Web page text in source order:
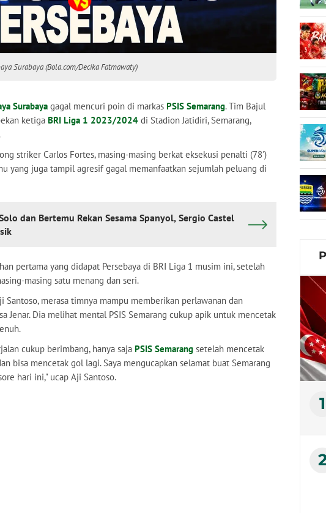
Surabaya (Bola.com/Decika Fatmawaty)
Surabaya gagal mencuri poin di markas PSIS Semarang. Tim Bajul
ketiga BRI Liga 1 2023/2024 di Stadion Jatidiri, Semarang,
striker Carlos Fortes, masing-masing berkat eksekusi penalti (78')
yang juga tampil agresif gagal memanfaatkan sejumlah peluang di
dan Bertemu Rekan Sesama Spanyol, Sergio Castel
pertama yang didapat Persebaya di BRI Liga 1 musim ini, setelah
masing satu menang dan seri.
Santoso, merasa timnya mampu memberikan perlawanan dan
Jenar. Dia melihat mental PSIS Semarang cukup apik untuk mencetak
cukup berimbang, hanya saja PSIS Semarang setelah mencetak
bisa mencetak gol lagi. Saya mengucapkan selamat buat Semarang
hari ini," ucap Aji Santoso.
1